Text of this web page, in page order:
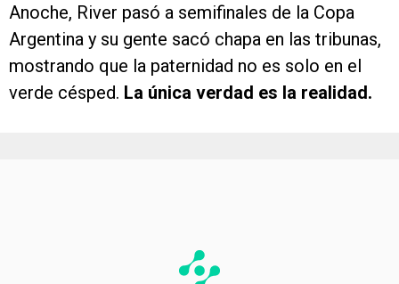
Anoche, River pasó a semifinales de la Copa
Argentina y su gente sacó chapa en las tribunas,
mostrando que la paternidad no es solo en el
verde césped. La única verdad es la realidad.